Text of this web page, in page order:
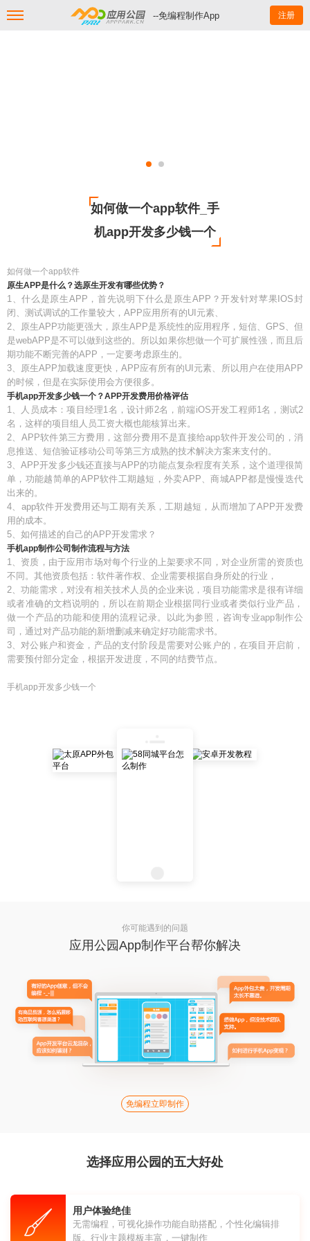
--免编程制作App 注册
如何做一个app软件_手
机app开发多少钱一个
如何做一个app软件
原生APP是什么？选原生开发有哪些优势？
1、什么是原生APP，首先说明下什么是原生APP？开发针对苹果IOS封
闭、测试调试的工作量较大，APP应用所有的UI元素、
2、原生APP功能更强大，原生APP是系统性的应用程序，短信、GPS、但
是webAPP是不可以做到这些的。所以如果你想做一个可扩展性强，而且后
期功能不断完善的APP，一定要考虑原生的。
3、原生APP加载速度更快，APP应有所有的UI元素、所以用户在使用APP
的时候，但是在实际使用会方便很多。
手机app开发多少钱一个？APP开发费用价格评估
1、人员成本：项目经理1名，设计师2名，前端iOS开发工程师1名，测试2
名，这样的项目组人员工资大概也能核算出来。
2、APP软件第三方费用，这部分费用不是直接给app软件开发公司的，消
息推送、短信验证移动公司等第三方成熟的技术解决方案来支付的。
3、APP开发多少钱还直接与APP的功能点复杂程度有关系，这个道理很简
单，功能越简单的APP软件工期越短，外卖APP、商城APP都是慢慢迭代
出来的。
4、app软件开发费用还与工期有关系，工期越短，从而增加了APP开发费
用的成本。
5、如何描述的自己的APP开发需求？
手机app制作公司制作流程与方法
1、资质，由于应用市场对每个行业的上架要求不同，对企业所需的资质也
不同。其他资质包括：软件著作权、企业需要根据自身所处的行业，
2、功能需求，对没有相关技术人员的企业来说，项目功能需求是很有详细
或者准确的文档说明的，所以在前期企业根据同行业或者类似行业产品，
做一个产品的功能和使用的流程记录。以此为参照，咨询专业app制作公
司，通过对产品功能的新增删减来确定好功能需求书。
3、对公账户和资金，产品的支付阶段是需要对公账户的，在项目开启前，
需要预付部分定金，根据开发进度，不同的结费节点。
手机app开发多少钱一个
你可能遇到的问题
应用公园App制作平台帮你解决
免编程立即制作
选择应用公园的五大好处
用户体验绝佳
无需编程，可视化操作功能自助搭配，个性化编辑排
版。行业主题模板丰富，一键制作